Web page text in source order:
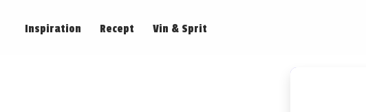
Inspiration Recept Vin & Sprit